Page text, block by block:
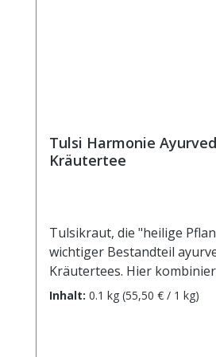
Tulsi Harmonie
Kräutertee
Tulsikraut, die "heilige
wichtiger Bestandteil
Kräutertees. Hier
heimischen Kräutern und
Inhalt: 0.1 kg (55,50 € / 1 kg)